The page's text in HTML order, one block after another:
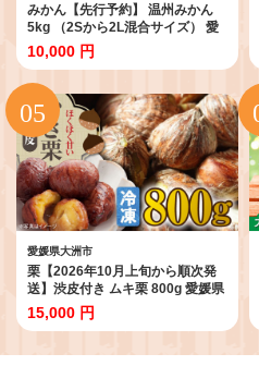
みかん【先行予約】 温州みかん
5kg （2Sから2L混合サイズ） 愛
媛県大洲市/玉川農園[AGBC005]
みかん ミカン 蜜柑 温州ミカン 温
州みかん 果物 くだもの フルーツ
mikan おすすめ 人気 贈答 ギフト
10,000 円
愛媛県大洲市
栗【2026年10月上旬から順次発
送】渋皮付き ムキ栗 800g 愛媛県
大洲市/沢井青果[AGBN036] 栗 ク
リ くり 栗ご飯 炊き込みご飯 料理
だもの 果物 旬の果物 秋果物 秋の
15,000 円